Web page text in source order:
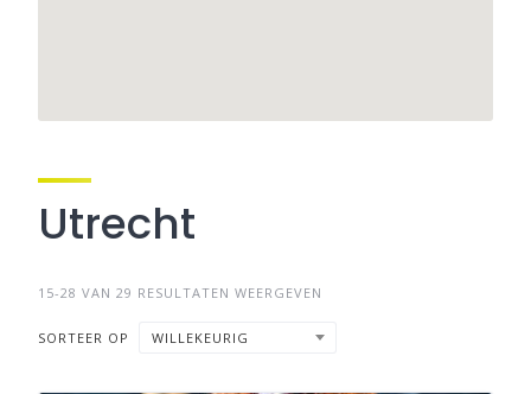
Utrecht
15-28 VAN 29 RESULTATEN WEERGEVEN
SORTEER OP WILLEKEURIG